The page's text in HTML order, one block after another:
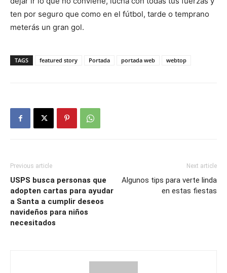
ten por seguro que como en el fútbol, tarde o temprano
meterás un gran gol.
TAGS featured story Portada portada web webtop
Previous article
USPS busca personas que
adopten cartas para ayudar
a Santa a cumplir deseos
navideños para niños
necesitados
Next article
Algunos tips para verte linda
en estas fiestas